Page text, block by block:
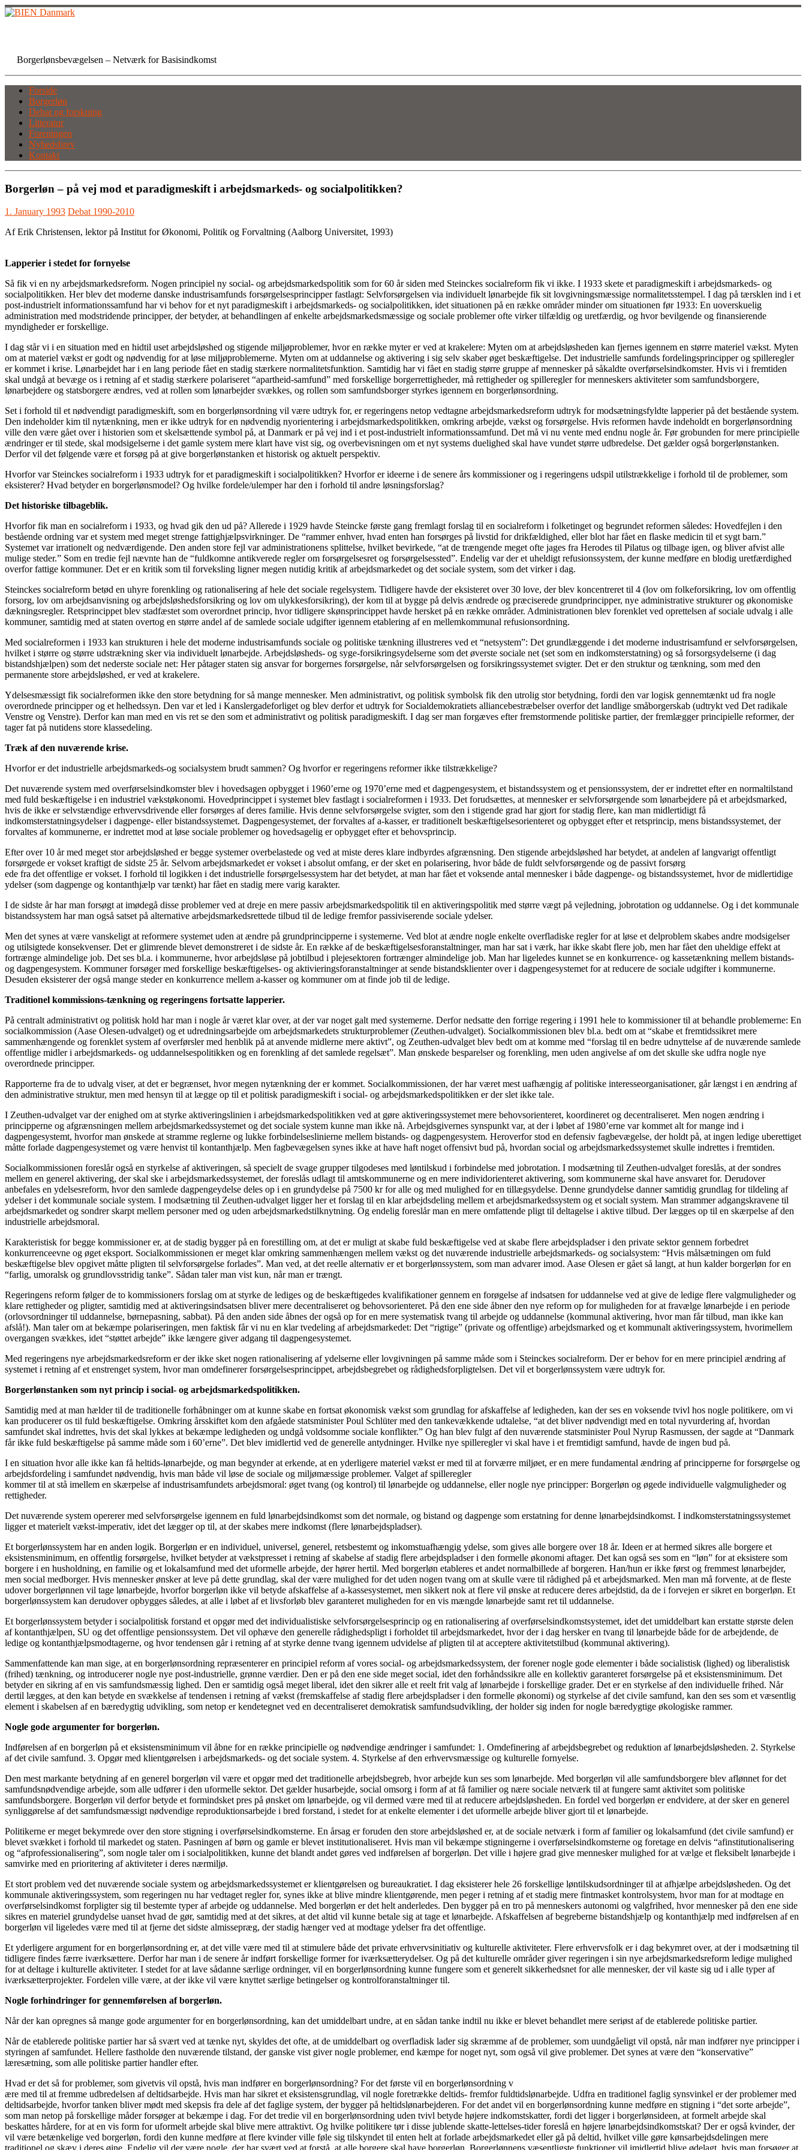
Skip
to
Borgerlønsbevægelsen – Netværk for Basisindkomst
Forside
Borgerløn
Debat og forskning
Litteratur
Foreningen
Nyhedsbrev
Kontakt
Borgerløn – på vej mod et paradigmeskift i arbejdsmarkeds- og socialpolitikken?
1. January 1993 Debat 1990-2010
Af Erik Christensen, lektor på Institut for Økonomi, Politik og Forvaltning (Aalborg Universitet, 1993)
Lapperier i stedet for fornyelse
Så fik vi en ny arbejdsmarkedsreform. Nogen principiel ny social- og arbejdsmarkedspolitik som for 60 år siden med Steinckes socialreform fik vi ikke. I 1933 skete et paradigmeskift i arbejdsmarkeds- og
socialpolitikken. Her blev det moderne danske industrisamfunds forsørgelsesprincipper fastlagt: Selvforsørgelsen via individuelt lønarbejde fik sit lovgivningsmæssige normalitetsstempel. I dag på tærsklen ind i et
post-industrielt informationssamfund har vi behov for et nyt paradigmeskift i arbejdsmarkeds- og socialpolitikken, idet situationen på en række områder minder om situationen før 1933: En uoverskuelig
administration med modstridende principper, der betyder, at behandlingen af enkelte arbejdsmarkedsmæssige og sociale problemer ofte virker tilfældig og uretfærdig, og hvor bevilgende og finansierende
myndigheder er forskellige.
I dag står vi i en situation med en hidtil uset arbejdsløshed og stigende miljøproblemer, hvor en række myter er ved at krakelere: Myten om at arbejdsløsheden kan fjernes igennem en større materiel vækst. Myten
om at materiel vækst er godt og nødvendig for at løse miljøproblemerne. Myten om at uddannelse og aktivering i sig selv skaber øget beskæftigelse. Det industrielle samfunds fordelingsprincipper og spilleregler
er kommet i krise. Lønarbejdet har i en lang periode fået en stadig stærkere normalitetsfunktion. Samtidig har vi fået en stadig større gruppe af mennesker på såkaldte overførselsindkomster. Hvis vi i fremtiden
skal undgå at bevæge os i retning af et stadig stærkere polariseret “apartheid-samfund” med forskellige borgerrettigheder, må rettigheder og spilleregler for menneskers aktiviteter som samfundsborgere,
lønarbejdere og statsborgere ændres, ved at rollen som lønarbejder svækkes, og rollen som samfundsborger styrkes igennem en borgerlønsordning.
Set i forhold til et nødvendigt paradigmeskift, som en borgerlønsordning vil være udtryk for, er regeringens netop vedtagne arbejdsmarkedsreform udtryk for modsætningsfyldte lapperier på det bestående system.
Den indeholder kim til nytænkning, men er ikke udtryk for en nødvendig nyorientering i arbejdsmarkedspolitikken, omkring arbejde, vækst og forsørgelse. Hvis reformen havde indeholdt en borgerlønsordning
ville den være gået over i historien som et skelsættende symbol på, at Danmark er på vej ind i et post-industrielt informationssamfund. Det må vi nu vente med endnu nogle år. Før grobunden for mere principielle
ændringer er til stede, skal modsigelserne i det gamle system mere klart have vist sig, og overbevisningen om et nyt systems duelighed skal have vundet større udbredelse. Det gælder også borgerlønstanken.
Derfor vil det følgende være et forsøg på at give borgerlønstanken et historisk og aktuelt perspektiv.
Hvorfor var Steinckes socialreform i 1933 udtryk for et paradigmeskift i socialpolitikken? Hvorfor er ideerne i de senere års kommissioner og i regeringens udspil utilstrækkelige i forhold til de problemer, som
eksisterer? Hvad betyder en borgerlønsmodel? Og hvilke fordele/ulemper har den i forhold til andre løsningsforslag?
Det historiske tilbageblik.
Hvorfor fik man en socialreform i 1933, og hvad gik den ud på? Allerede i 1929 havde Steincke første gang fremlagt forslag til en socialreform i folketinget og begrundet reformen således: Hovedfejlen i den
bestående ordning var et system med meget strenge fattighjælpsvirkninger. De “rammer enhver, hvad enten han forsørges på livstid for drikfældighed, eller blot har fået en flaske medicin til et sygt barn.”
Systemet var irrationelt og nedværdigende. Den anden store fejl var administrationens splittelse, hvilket bevirkede, “at de trængende meget ofte jages fra Herodes til Pilatus og tilbage igen, og bliver afvist alle
mulige steder.” Som en tredie fejl nævnte han de “fuldkomne antikverede regler om forsørgelsesret og forsørgelsessted”. Endelig var der et uheldigt refusionssystem, der kunne medføre en blodig uretfærdighed
overfor fattige kommuner. Det er en kritik som til forveksling ligner megen nutidig kritik af arbejdsmarkedet og det sociale system, som det virker i dag.
Steinckes socialreform betød en uhyre forenkling og rationalisering af hele det sociale regelsystem. Tidligere havde der eksisteret over 30 love, der blev koncentreret til 4 (lov om folkeforsikring, lov om offentlig
forsorg, lov om arbejdsanvisning og arbejdsløshedsforsikring og lov om ulykkesforsikring), der kom til at bygge på delvis ændrede og præciserede grundprincipper, nye administrative strukturer og økonomiske
dækningsregler. Retsprincippet blev stadfæstet som overordnet princip, hvor tidligere skønsprincippet havde hersket på en række områder. Administrationen blev forenklet ved oprettelsen af sociale udvalg i alle
kommuner, samtidig med at staten overtog en større andel af de samlede sociale udgifter igennem etablering af en mellemkommunal refusionsordning.
Med socialreformen i 1933 kan strukturen i hele det moderne industrisamfunds sociale og politiske tænkning illustreres ved et “netsystem”: Det grundlæggende i det moderne industrisamfund er selvforsørgelsen,
hvilket i større og større udstrækning sker via individuelt lønarbejde. Arbejdsløsheds- og syge-forsikringsydelserne som det øverste sociale net (set som en indkomsterstatning) og så forsorgsydelserne (i dag
bistandshjælpen) som det nederste sociale net: Her påtager staten sig ansvar for borgernes forsørgelse, når selvforsørgelsen og forsikringssystemet svigter. Det er den struktur og tænkning, som med den
permanente store arbejdsløshed, er ved at krakelere.
Ydelsesmæssigt fik socialreformen ikke den store betydning for så mange mennesker. Men administrativt, og politisk symbolsk fik den utrolig stor betydning, fordi den var logisk gennemtænkt ud fra nogle
overordnede principper og et helhedssyn. Den var et led i Kanslergadeforliget og blev derfor et udtryk for Socialdemokratiets alliancebestræbelser overfor det landlige småborgerskab (udtrykt ved Det radikale
Venstre og Venstre). Derfor kan man med en vis ret se den som et administrativt og politisk paradigmeskift. I dag ser man forgæves efter fremstormende politiske partier, der fremlægger principielle reformer, der
tager fat på nutidens store klassedeling.
Træk af den nuværende krise.
Hvorfor er det industrielle arbejdsmarkeds-og socialsystem brudt sammen? Og hvorfor er regeringens reformer ikke tilstrækkelige?
Det nuværende system med overførselsindkomster blev i hovedsagen opbygget i 1960’erne og 1970’erne med et dagpengesystem, et bistandssystem og et pensionssystem, der er indrettet efter en normaltilstand
med fuld beskæftigelse i en industriel vækstøkonomi. Hovedprincippet i systemet blev fastlagt i socialreformen i 1933. Det forudsættes, at mennesker er selvforsørgende som lønarbejdere på et arbejdsmarked,
hvis de ikke er selvstændige erhvervsdrivende eller forsørges af deres familie. Hvis denne selvforsørgelse svigter, som den i stigende grad har gjort for stadig flere, kan man midlertidigt få
indkomsterstatningsydelser i dagpenge- eller bistandssystemet. Dagpengesystemet, der forvaltes af a-kasser, er traditionelt beskæftigelsesorienteret og opbygget efter et retsprincip, mens bistandssystemet, der
forvaltes af kommunerne, er indrettet mod at løse sociale problemer og hovedsagelig er opbygget efter et behovsprincip.
Efter over 10 år med meget stor arbejdsløshed er begge systemer overbelastede og ved at miste deres klare indbyrdes afgrænsning. Den stigende arbejdsløshed har betydet, at andelen af langvarigt offentligt
forsørgede er vokset kraftigt de sidste 25 år. Selvom arbejdsmarkedet er vokset i absolut omfang, er der sket en polarisering, hvor både de fuldt selvforsørgende og de passivt forsørg
ede fra det offentlige er vokset. I forhold til logikken i det industrielle forsørgelsessystem har det betydet, at man har fået et voksende antal mennesker i både dagpenge- og bistandssystemet, hvor de midlertidige
ydelser (som dagpenge og kontanthjælp var tænkt) har fået en stadig mere varig karakter.
I de sidste år har man forsøgt at imødegå disse problemer ved at dreje en mere passiv arbejdsmarkedspolitik til en aktiveringspolitik med større vægt på vejledning, jobrotation og uddannelse. Og i det kommunale
bistandssystem har man også satset på alternative arbejdsmarkedsrettede tilbud til de ledige fremfor passiviserende sociale ydelser.
Men det synes at være vanskeligt at reformere systemet uden at ændre på grundprincipperne i systemerne. Ved blot at ændre nogle enkelte overfladiske regler for at løse et delproblem skabes andre modsigelser
og utilsigtede konsekvenser. Det er glimrende blevet demonstreret i de sidste år. En række af de beskæftigelsesforanstaltninger, man har sat i værk, har ikke skabt flere job, men har fået den uheldige effekt at
fortrænge almindelige job. Det ses bl.a. i kommunerne, hvor arbejdsløse på jobtilbud i plejesektoren fortrænger almindelige job. Man har ligeledes kunnet se en konkurrence- og kassetænkning mellem bistands-
og dagpengesystem. Kommuner forsøger med forskellige beskæftigelses- og aktivieringsforanstaltninger at sende bistandsklienter over i dagpengesystemet for at reducere de sociale udgifter i kommunerne.
Desuden eksisterer der også mange steder en konkurrence mellem a-kasser og kommuner om at finde job til de ledige.
Traditionel kommissions-tænkning og regeringens fortsatte lapperier.
På centralt administrativt og politisk hold har man i nogle år været klar over, at der var noget galt med systemerne. Derfor nedsatte den forrige regering i 1991 hele to kommissioner til at behandle problemerne: En
socialkommission (Aase Olesen-udvalget) og et udredningsarbejde om arbejdsmarkedets strukturproblemer (Zeuthen-udvalget). Socialkommissionen blev bl.a. bedt om at “skabe et fremtidssikret mere
sammenhængende og forenklet system af overførsler med henblik på at anvende midlerne mere aktivt”, og Zeuthen-udvalget blev bedt om at komme med “forslag til en bedre udnyttelse af de nuværende samlede
offentlige midler i arbejdsmarkeds- og uddannelsespolitikken og en forenkling af det samlede regelsæt”. Man ønskede besparelser og forenkling, men uden angivelse af om det skulle ske udfra nogle nye
overordnede principper.
Rapporterne fra de to udvalg viser, at det er begrænset, hvor megen nytænkning der er kommet. Socialkommissionen, der har været mest uafhængig af politiske interesseorganisationer, går længst i en ændring af
den administrative struktur, men med hensyn til at lægge op til et politisk paradigmeskift i social- og arbejdsmarkedspolitikken er der slet ikke tale.
I Zeuthen-udvalget var der enighed om at styrke aktiveringslinien i arbejdsmarkedspolitikken ved at gøre aktiveringssystemet mere behovsorienteret, koordineret og decentraliseret. Men nogen ændring i
principperne og afgrænsningen mellem arbejdsmarkedssystemet og det sociale system kunne man ikke nå. Arbejdsgivernes synspunkt var, at der i løbet af 1980’erne var kommet alt for mange ind i
dagpengesystemt, hvorfor man ønskede at stramme reglerne og lukke forbindelseslinierne mellem bistands- og dagpengesystem. Heroverfor stod en defensiv fagbevægelse, der holdt på, at ingen ledige uberettiget
måtte forlade dagpengesystemet og være henvist til kontanthjælp. Men fagbevægelsen synes ikke at have haft noget offensivt bud på, hvordan social og arbejdsmarkedssystemet skulle indrettes i fremtiden.
Socialkommissionen foreslår også en styrkelse af aktiveringen, så specielt de svage grupper tilgodeses med løntilskud i forbindelse med jobrotation. I modsætning til Zeuthen-udvalget foreslås, at der sondres
mellem en generel aktivering, der skal ske i arbejdsmarkedssystemet, der foreslås udlagt til amtskommunerne og en mere individorienteret aktivering, som kommunerne skal have ansvaret for. Derudover
anbefales en ydelsesreform, hvor den samlede dagpengeydelse deles op i en grundydelse på 7500 kr for alle og med mulighed for en tillægsydelse. Denne grundydelse danner samtidig grundlag for tildeling af
ydelser i det kommunale sociale system. I modsætning til Zeuthen-udvalget ligger her et forslag til en klar arbejdsdeling mellem et arbejdsmarkedssystem og et socialt system. Man strammer adgangskravene til
arbejdsmarkedet og sondrer skarpt mellem personer med og uden arbejdsmarkedstilknytning. Og endelig foreslår man en mere omfattende pligt til deltagelse i aktive tilbud. Der lægges op til en skærpelse af den
industrielle arbejdsmoral.
Karakteristisk for begge kommissioner er, at de stadig bygger på en forestilling om, at det er muligt at skabe fuld beskæftigelse ved at skabe flere arbejdspladser i den private sektor gennem forbedret
konkurrenceevne og øget eksport. Socialkommissionen er meget klar omkring sammenhængen mellem vækst og det nuværende industrielle arbejdsmarkeds- og socialsystem: “Hvis målsætningen om fuld
beskæftigelse blev opgivet måtte pligten til selvforsørgelse forlades”. Man ved, at det reelle alternativ er et borgerlønssystem, som man advarer imod. Aase Olesen er gået så langt, at hun kalder borgerløn for en
“farlig, umoralsk og grundlovsstridig tanke”. Sådan taler man vist kun, når man er trængt.
Regeringens reform følger de to kommissioners forslag om at styrke de lediges og de beskæftigedes kvalifikationer gennem en forøgelse af indsatsen for uddannelse ved at give de ledige flere valgmuligheder og
klare rettigheder og pligter, samtidig med at aktiveringsindsatsen bliver mere decentraliseret og behovsorienteret. På den ene side åbner den nye reform op for muligheden for at fravælge lønarbejde i en periode
(orlovsordninger til uddannelse, børnepasning, sabbat). På den anden side åbnes der også op for en mere systematisk tvang til arbejde og uddannelse (kommunal aktivering, hvor man får tilbud, man ikke kan
afslå!). Man taler om at bekæmpe polariseringen, men faktisk får vi nu en klar tvedeling af arbejdsmarkedet: Det “rigtige” (private og offentlige) arbejdsmarked og et kommunalt aktiveringssystem, hvorimellem
overgangen svækkes, idet “støttet arbejde” ikke længere giver adgang til dagpengesystemet.
Med regeringens nye arbejdsmarkedsreform er der ikke sket nogen rationalisering af ydelserne eller lovgivningen på samme måde som i Steinckes socialreform. Der er behov for en mere principiel ændring af
systemet i retning af et enstrenget system, hvor man omdefinerer forsørgelsesprincippet, arbejdsbegrebet og rådighedsforpligtelsen. Det vil et borgerlønssystem være udtryk for.
Borgerlønstanken som nyt princip i social- og arbejdsmarkedspolitikken.
Samtidig med at man hælder til de traditionelle forhåbninger om at kunne skabe en fortsat økonomisk vækst som grundlag for afskaffelse af ledigheden, kan der ses en voksende tvivl hos nogle politikere, om vi
kan producerer os til fuld beskæftigelse. Omkring årsskiftet kom den afgåede statsminister Poul Schlüter med den tankevækkende udtalelse, “at det bliver nødvendigt med en total nyvurdering af, hvordan
samfundet skal indrettes, hvis det skal lykkes at bekæmpe ledigheden og undgå voldsomme sociale konflikter.” Og han blev fulgt af den nuværende statsminister Poul Nyrup Rasmussen, der sagde at “Danmark
får ikke fuld beskæftigelse på samme måde som i 60’erne”. Det blev imidlertid ved de generelle antydninger. Hvilke nye spilleregler vi skal have i et fremtidigt samfund, havde de ingen bud på.
I en situation hvor alle ikke kan få heltids-lønarbejde, og man begynder at erkende, at en yderligere materiel vækst er med til at forværre miljøet, er en mere fundamental ændring af principperne for forsørgelse og
arbejdsfordeling i samfundet nødvendig, hvis man både vil løse de sociale og miljømæssige problemer. Valget af spilleregler
kommer til at stå imellem en skærpelse af industrisamfundets arbejdsmoral: øget tvang (og kontrol) til lønarbejde og uddannelse, eller nogle nye principper: Borgerløn og øgede individuelle valgmuligheder og
rettigheder.
Det nuværende system opererer med selvforsørgelse igennem en fuld lønarbejdsindkomst som det normale, og bistand og dagpenge som erstatning for denne lønarbejdsindkomst. I indkomsterstatningssystemet
ligger et materielt vækst-imperativ, idet det lægger op til, at der skabes mere indkomst (flere lønarbejdspladser).
Et borgerlønssystem har en anden logik. Borgerløn er en individuel, universel, generel, retsbestemt og inkomstuafhængig ydelse, som gives alle borgere over 18 år. Ideen er at hermed sikres alle borgere et
eksistensminimum, en offentlig forsørgelse, hvilket betyder at vækstpresset i retning af skabelse af stadig flere arbejdspladser i den formelle økonomi aftager. Det kan også ses som en “løn” for at eksistere som
borgere i en husholdning, en familie og et lokalsamfund med det uformelle arbejde, der hører hertil. Med borgerløn etableres et andet normalbillede af borgeren. Han/hun er ikke først og fremmest lønarbejder,
men social medborger. Hvis mennesker ønsker at leve på dette grundlag, skal der være mulighed for det uden nogen tvang om at skulle være til rådighed på et arbejdsmarked. Men man må forvente, at de fleste
udover borgerlønnen vil tage lønarbejde, hvorfor borgerløn ikke vil betyde afskaffelse af a-kassesystemet, men sikkert nok at flere vil ønske at reducere deres arbejdstid, da de i forvejen er sikret en borgerløn. Et
borgerlønssystem kan derudover opbygges således, at alle i løbet af et livsforløb blev garanteret muligheden for en vis mængde lønarbejde samt ret til uddannelse.
Et borgerlønssystem betyder i socialpolitisk forstand et opgør med det individualistiske selvforsørgelsesprincip og en rationalisering af overførselsindkomstsystemet, idet det umiddelbart kan erstatte største delen
af kontanthjælpen, SU og det offentlige pensionssystem. Det vil ophæve den generelle rådighedspligt i forholdet til arbejdsmarkedet, hvor der i dag hersker en tvang til lønarbejde både for de arbejdende, de
ledige og kontanthjælpsmodtagerne, og hvor tendensen går i retning af at styrke denne tvang igennem udvidelse af pligten til at acceptere aktivitetstilbud (kommunal aktivering).
Sammenfattende kan man sige, at en borgerlønsordning repræsenterer en principiel reform af vores social- og arbejdsmarkedssystem, der forener nogle gode elementer i både socialistisk (lighed) og liberalistisk
(frihed) tænkning, og introducerer nogle nye post-industrielle, grønne værdier. Den er på den ene side meget social, idet den forhåndssikre alle en kollektiv garanteret forsørgelse på et eksistensminimum. Det
betyder en sikring af en vis samfundsmæssig lighed. Den er samtidig også meget liberal, idet den sikrer alle et reelt frit valg af lønarbejde i forskellige grader. Det er en styrkelse af den individuelle frihed. Når
dertil lægges, at den kan betyde en svækkelse af tendensen i retning af vækst (fremskaffelse af stadig flere arbejdspladser i den formelle økonomi) og styrkelse af det civile samfund, kan den ses som et væsentlig
element i skabelsen af en bæredygtig udvikling, som netop er kendetegnet ved en decentraliseret demokratisk samfundsudvikling, der holder sig inden for nogle bæredygtige økologiske rammer.
Nogle gode argumenter for borgerløn.
Indførelsen af en borgerløn på et eksistensminimum vil åbne for en række principielle og nødvendige ændringer i samfundet: 1. Omdefinering af arbejdsbegrebet og reduktion af lønarbejdsløsheden. 2. Styrkelse
af det civile samfund. 3. Opgør med klientgørelsen i arbejdsmarkeds- og det sociale system. 4. Styrkelse af den erhvervsmæssige og kulturelle fornyelse.
Den mest markante betydning af en generel borgerløn vil være et opgør med det traditionelle arbejdsbegreb, hvor arbejde kun ses som lønarbejde. Med borgerløn vil alle samfundsborgere blev aflønnet for det
samfundsnødvendige arbejde, som alle udfører i den uformelle sektor. Det gælder husarbejde, social omsorg i form af at få familier og nære sociale netværk til at fungere samt aktivitet som politiske
samfundsborgere. Borgerløn vil derfor betyde et formindsket pres på ønsket om lønarbejde, og vil dermed være med til at reducere arbejdsløsheden. En fordel ved borgerløn er endvidere, at der sker en generel
synliggørelse af det samfundsmæssigt nødvendige reproduktionsarbejde i bred forstand, i stedet for at enkelte elementer i det uformelle arbejde bliver gjort til et lønarbejde.
Politikerne er meget bekymrede over den store stigning i overførselsindkomsterne. En årsag er foruden den store arbejdsløshed er, at de sociale netværk i form af familier og lokalsamfund (det civile samfund) er
blevet svækket i forhold til markedet og staten. Pasningen af børn og gamle er blevet institutionaliseret. Hvis man vil bekæmpe stigningerne i overførselsindkomsterne og foretage en delvis “afinstitutionalisering
og “afprofessionalisering”, som nogle taler om i socialpolitikken, kunne det blandt andet gøres ved indførelsen af borgerløn. Det ville i højere grad give mennesker mulighed for at vælge et fleksibelt lønarbejde i
samvirke med en prioritering af aktiviteter i deres nærmiljø.
Et stort problem ved det nuværende sociale system og arbejdsmarkedssystemet er klientgørelsen og bureaukratiet. I dag eksisterer hele 26 forskellige løntilskudsordninger til at afhjælpe arbejdsløsheden. Og det
kommunale aktiveringssystem, som regeringen nu har vedtaget regler for, synes ikke at blive mindre klientgørende, men peger i retning af et stadig mere fintmasket kontrolsystem, hvor man for at modtage en
overførselsindkomst forpligter sig til bestemte typer af arbejde og uddannelse. Med borgerløn er det helt anderledes. Den bygger på en tro på menneskers autonomi og valgfrihed, hvor mennesker på den ene side
sikres en materiel grundydelse uanset hvad de gør, samtidig med at det sikres, at det altid vil kunne betale sig at tage et lønarbejde. Afskaffelsen af begreberne bistandshjælp og kontanthjælp med indførelsen af en
borgerløn vil ligeledes være med til at fjerne det sidste almissepræg, der stadig hænger ved at modtage ydelser fra det offentlige.
Et yderligere argument for en borgerlønsordning er, at det ville være med til at stimulere både det private erhvervsinitiativ og kulturelle aktiviteter. Flere erhvervsfolk er i dag bekymret over, at der i modsætning til
tidligere findes færre iværksættere. Derfor har man i de senere år indført forskellige former for iværksætterydelser. Og på det kulturelle områder giver regeringen i sin nye arbejdsmarkedsreform ledige mulighed
for at deltage i kulturelle aktiviteter. I stedet for at lave sådanne særlige ordninger, vil en borgerlønsordning kunne fungere som et generelt sikkerhedsnet for alle mennesker, der vil kaste sig ud i alle typer af
iværksætterprojekter. Fordelen ville være, at der ikke vil være knyttet særlige betingelser og kontrolforanstaltninger til.
Nogle forhindringer for gennemførelsen af borgerløn.
Når der kan opregnes så mange gode argumenter for en borgerlønsordning, kan det umiddelbart undre, at en sådan tanke indtil nu ikke er blevet behandlet mere seriøst af de etablerede politiske partier.
Når de etablerede politiske partier har så svært ved at tænke nyt, skyldes det ofte, at de umiddelbart og overfladisk lader sig skræmme af de problemer, som uundgåeligt vil opstå, når man indfører nye principper i
styringen af samfundet. Hellere fastholde den nuværende tilstand, der ganske vist giver nogle problemer, end kæmpe for noget nyt, som også vil give problemer. Det synes at være den “konservative”
læresætning, som alle politiske partier handler efter.
Hvad er det så for problemer, som givetvis vil opstå, hvis man indfører en borgerlønsordning? For det første vil en borgerlønsordning v
ære med til at fremme udbredelsen af deltidsarbejde. Hvis man har sikret et eksistensgrundlag, vil nogle foretrække deltids- fremfor fuldtidslønarbejde. Udfra en traditionel faglig synsvinkel er der problemer med
deltidsarbejde, hvorfor tanken bliver mødt med skepsis fra dele af det faglige system, der bygger på heltidslønarbejderen. For det andet vil en borgerlønsordning kunne medføre en stigning i “det sorte arbejde”,
som man netop på forskellige måder forsøger at bekæmpe i dag. For det tredie vil en borgerlønsordning uden tvivl betyde højere indkomstskatter, fordi det ligger i borgerlønsideen, at formelt arbejde skal
beskattes hårdere, for at en vis form for uformelt arbejde skal blive mere attraktivt. Og hvilke politikere tør i disse jublende skatte-lettelses-tider foreslå en højere lønarbejdsindkomstskat? Der er også kvinder, der
vil være betænkelige ved borgerløn, fordi den kunne medføre at flere kvinder ville føle sig tilskyndet til enten helt at forlade arbejdsmarkedet eller gå på deltid, hvilket ville gøre kønsarbejdsdelingen mere